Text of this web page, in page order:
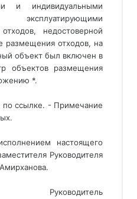
и индивидуальными
эксплуатирующими
недостоверной
размещения отходов, на
объект был включен в
объектов размещения
*.
ссылке. - Примечание
настоящего
Руководителя
Руководитель